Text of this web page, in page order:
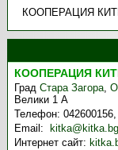
КООПЕРАЦИЯ
КООПЕРАЦИЯ
ГрадСтара Загора,
Велики 1 А
Телефон:
Email:
kitka@kitka.bg
Интернет сайт: